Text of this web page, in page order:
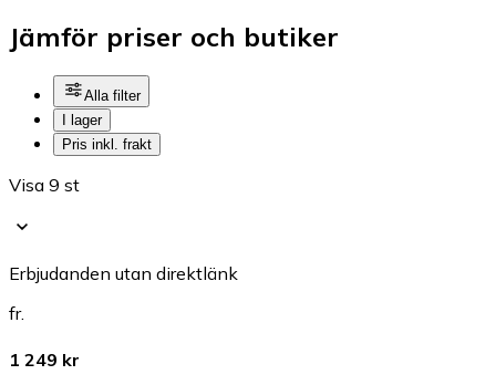
Jämför priser och butiker
Alla filter
I lager
Pris inkl. frakt
Visa 9 st
Erbjudanden utan direktlänk
fr.
1 249 kr